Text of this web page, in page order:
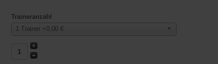
Traineranzahl
1 Trainer +0,00 €